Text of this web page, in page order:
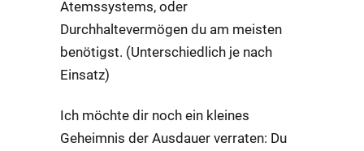
Atemssystems, oder
Durchhaltevermögen du am meisten
benötigst. (Unterschiedlich je nach
Einsatz)
Ich möchte dir noch ein kleines
Geheimnis der Ausdauer verraten: Du